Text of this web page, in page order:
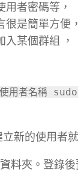
用者密碼等，
是簡單方便，
某個群組 ，
用者名稱 sudo
立新的使用者
料夾。登錄